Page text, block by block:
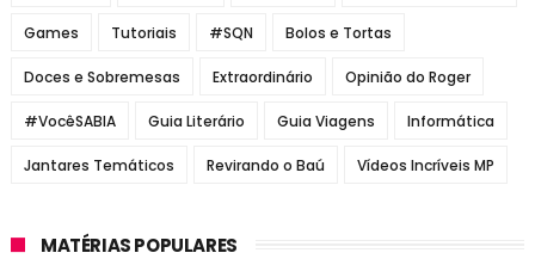
Games Tutoriais #SQN Bolos e Tortas
Doces e Sobremesas Extraordinário Opinião do Roger
#VocêSABIA Guia Literário Guia Viagens Informática
Jantares Temáticos Revirando o Baú Vídeos Incríveis MP
MATÉRIAS POPULARES